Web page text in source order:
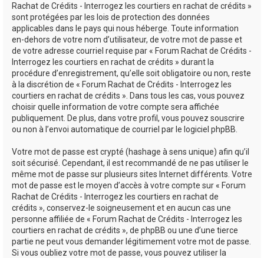
Rachat de Crédits - Interrogez les courtiers en rachat de crédits »
sont protégées par les lois de protection des données
applicables dans le pays qui nous héberge. Toute information
en-dehors de votre nom d’utilisateur, de votre mot de passe et
de votre adresse courriel requise par « Forum Rachat de Crédits -
Interrogez les courtiers en rachat de crédits » durant la
procédure d’enregistrement, qu’elle soit obligatoire ou non, reste
à la discrétion de « Forum Rachat de Crédits - Interrogez les
courtiers en rachat de crédits ». Dans tous les cas, vous pouvez
choisir quelle information de votre compte sera affichée
publiquement. De plus, dans votre profil, vous pouvez souscrire
ou non à l’envoi automatique de courriel par le logiciel phpBB.
Votre mot de passe est crypté (hashage à sens unique) afin qu’il
soit sécurisé. Cependant, il est recommandé de ne pas utiliser le
même mot de passe sur plusieurs sites Internet différents. Votre
mot de passe est le moyen d’accès à votre compte sur « Forum
Rachat de Crédits - Interrogez les courtiers en rachat de
crédits », conservez-le soigneusement et en aucun cas une
personne affiliée de « Forum Rachat de Crédits - Interrogez les
courtiers en rachat de crédits », de phpBB ou une d’une tierce
partie ne peut vous demander légitimement votre mot de passe.
Si vous oubliez votre mot de passe, vous pouvez utiliser la